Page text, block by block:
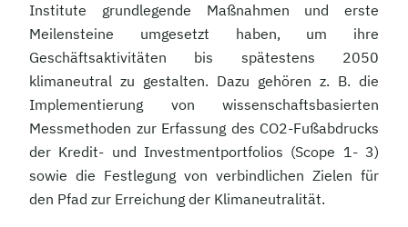
Institute grundlegende Maßnahmen und erste
Meilensteine umgesetzt haben, um ihre
Geschäftsaktivitäten bis spätestens 2050
klimaneutral zu gestalten. Dazu gehören z. B. die
Implementierung von wissenschaftsbasierten
Messmethoden zur Erfassung des CO2-Fußabdrucks
der Kredit- und Investmentportfolios (Scope 1- 3)
sowie die Festlegung von verbindlichen Zielen für
den Pfad zur Erreichung der Klimaneutralität.